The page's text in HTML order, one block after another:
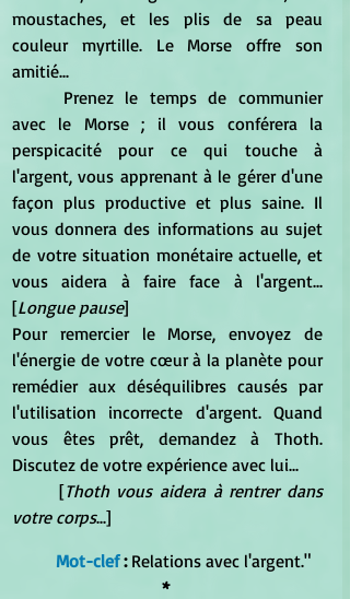
moustaches, et les plis de sa peau
couleur myrtille. Le Morse offre son
amitié...
avec le Morse ; il vous conférera la
perspicacité pour ce qui touche à
l'argent, vous apprenant à le gérer d'une
façon plus productive et plus saine. Il
vous donnera des informations au sujet
de votre situation monétaire actuelle, et
vous aidera à faire face à l'argent...
[Longue pause]
Pour remercier le Morse, envoyez de
l'énergie de votre cœur à la planète pour
remédier aux déséquilibres causés par
l'utilisation incorrecte d'argent. Quand
vous êtes prêt, demandez à Thoth.
Discutez de votre expérience avec lui...
	[
Thoth vous aidera à rentrer dans
votre corps...]
Mot-clef : Relations avec l'argent."
*